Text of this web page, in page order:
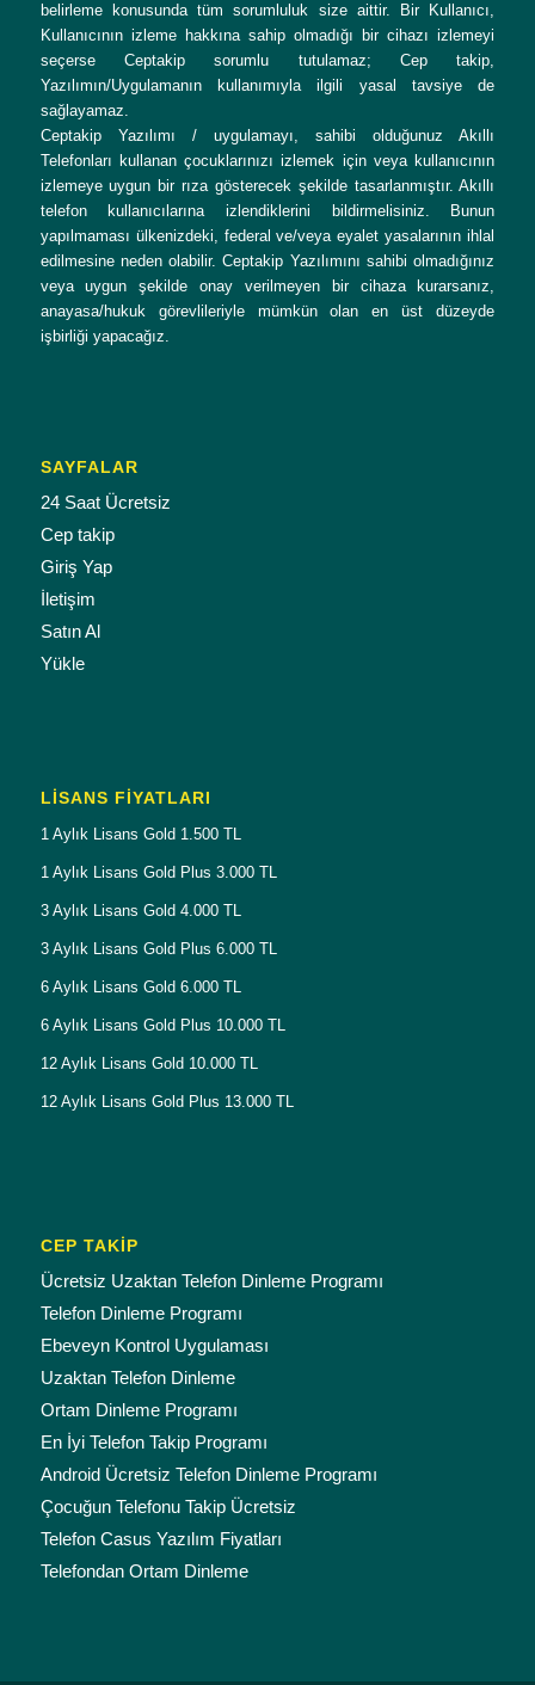
belirleme konusunda tüm sorumluluk size aittir. Bir Kullanıcı,
Kullanıcının izleme hakkına sahip olmadığı bir cihazı izlemeyi
seçerse Ceptakip sorumlu tutulamaz; Cep takip,
Yazılımın/Uygulamanın kullanımıyla ilgili yasal tavsiye de
sağlayamaz.
Ceptakip Yazılımı / uygulamayı, sahibi olduğunuz Akıllı
Telefonları kullanan çocuklarınızı izlemek için veya kullanıcının
izlemeye uygun bir rıza gösterecek şekilde tasarlanmıştır. Akıllı
telefon kullanıcılarına izlendiklerini bildirmelisiniz. Bunun
yapılmaması ülkenizdeki, federal ve/veya eyalet yasalarının ihlal
edilmesine neden olabilir. Ceptakip Yazılımını sahibi olmadığınız
veya uygun şekilde onay verilmeyen bir cihaza kurarsanız,
anayasa/hukuk görevlileriyle mümkün olan en üst düzeyde
işbirliği yapacağız.
SAYFALAR
24 Saat Ücretsiz
Cep takip
Giriş Yap
İletişim
Satın Al
Yükle
LISANS FIYATLARI
1 Aylık Lisans Gold 1.500 TL
1 Aylık Lisans Gold Plus 3.000 TL
3 Aylık Lisans Gold 4.000 TL
3 Aylık Lisans Gold Plus 6.000 TL
6 Aylık Lisans Gold 6.000 TL
6 Aylık Lisans Gold Plus 10.000 TL
12 Aylık Lisans Gold 10.000 TL
12 Aylık Lisans Gold Plus 13.000 TL
CEP TAKİP
Ücretsiz Uzaktan Telefon Dinleme Programı
Telefon Dinleme Programı
Ebeveyn Kontrol Uygulaması
Uzaktan Telefon Dinleme
Ortam Dinleme Programı
En İyi Telefon Takip Programı
Android Ücretsiz Telefon Dinleme Programı
Çocuğun Telefonu Takip Ücretsiz
Telefon Casus Yazılım Fiyatları
Telefondan Ortam Dinleme